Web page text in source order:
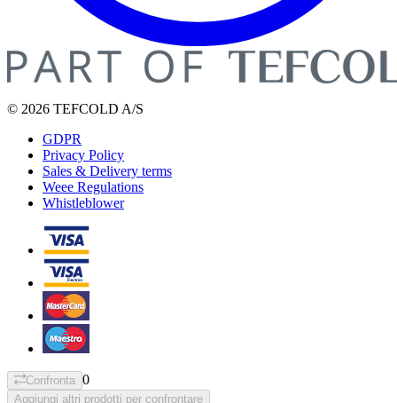
© 2026 TEFCOLD A/S
GDPR
Privacy Policy
Sales & Delivery terms
Weee Regulations
Whistleblower
Confronta 0
Aggiungi altri prodotti per confrontare